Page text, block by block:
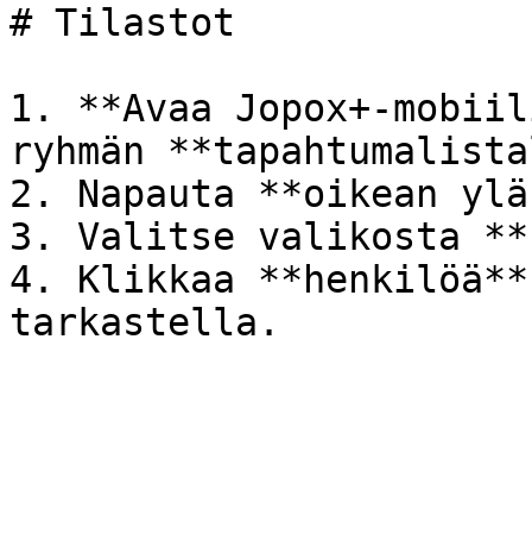
# Tilastot
1. **Avaa Jopox+-
ryhmän
2. Napauta **oikean
3. Valitse valikosta
4. Klikkaa